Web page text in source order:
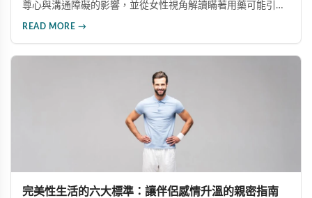
尊心與溝通障礙的影響，並從女性視角解讀瞞著用藥可能引發
READ MORE →
完美性生活的六大標準：讓伴侶感情升溫的親密指南